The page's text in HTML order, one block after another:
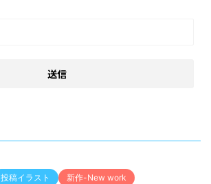
投稿イラスト 新作-New work